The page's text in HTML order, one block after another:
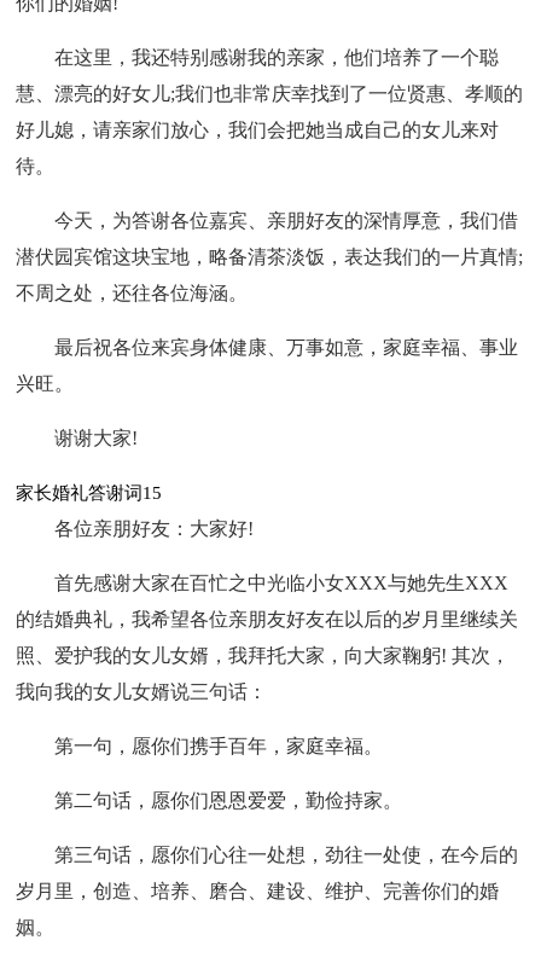
在这里，我还特别感谢我的亲家，他们培养了一个聪
慧、漂亮的好女儿;我们也非常庆幸找到了一位贤惠、孝顺的
好儿媳，请亲家们放心，我们会把她当成自己的女儿来对
待。
今天，为答谢各位嘉宾、亲朋好友的深情厚意，我们借
潜伏园宾馆这块宝地，略备清茶淡饭，表达我们的一片真情;
不周之处，还往各位海涵。
最后祝各位来宾身体健康、万事如意，家庭幸福、事业
兴旺。
谢谢大家!
家长婚礼答谢词15
各位亲朋好友：大家好!
首先感谢大家在百忙之中光临小女XXX与她先生XXX
的结婚典礼，我希望各位亲朋友好友在以后的岁月里继续关
照、爱护我的女儿女婿，我拜托大家，向大家鞠躬! 其次，
我向我的女儿女婿说三句话：
第一句，愿你们携手百年，家庭幸福。
第二句话，愿你们恩恩爱爱，勤俭持家。
第三句话，愿你们心往一处想，劲往一处使，在今后的
岁月里，创造、培养、磨合、建设、维护、完善你们的婚
姻。